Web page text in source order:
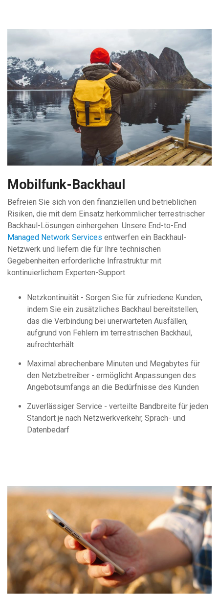
Mobilfunk-Backhaul
Befreien Sie sich von den finanziellen und betrieblichen
Risiken, die mit dem Einsatz herkömmlicher terrestrischer
Backhaul-Lösungen einhergehen. Unsere End-to-End
Managed Network Services entwerfen ein Backhaul-
Netzwerk und liefern die für Ihre technischen
Gegebenheiten erforderliche Infrastruktur mit
kontinuierlichem Experten-Support.
Netzkontinuität - Sorgen Sie für zufriedene Kunden,
indem Sie ein zusätzliches Backhaul bereitstellen,
das die Verbindung bei unerwarteten Ausfällen,
aufgrund von Fehlern im terrestrischen Backhaul,
aufrechterhält
Maximal abrechenbare Minuten und Megabytes für
den Netzbetreiber - ermöglicht Anpassungen des
Angebotsumfangs an die Bedürfnisse des Kunden
Zuverlässiger Service - verteilte Bandbreite für jeden
Standort je nach Netzwerkverkehr, Sprach- und
Datenbedarf